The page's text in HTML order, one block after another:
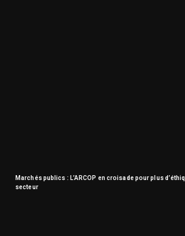
Marchés publics : L’ARCOP en croisade pour plus
secteur